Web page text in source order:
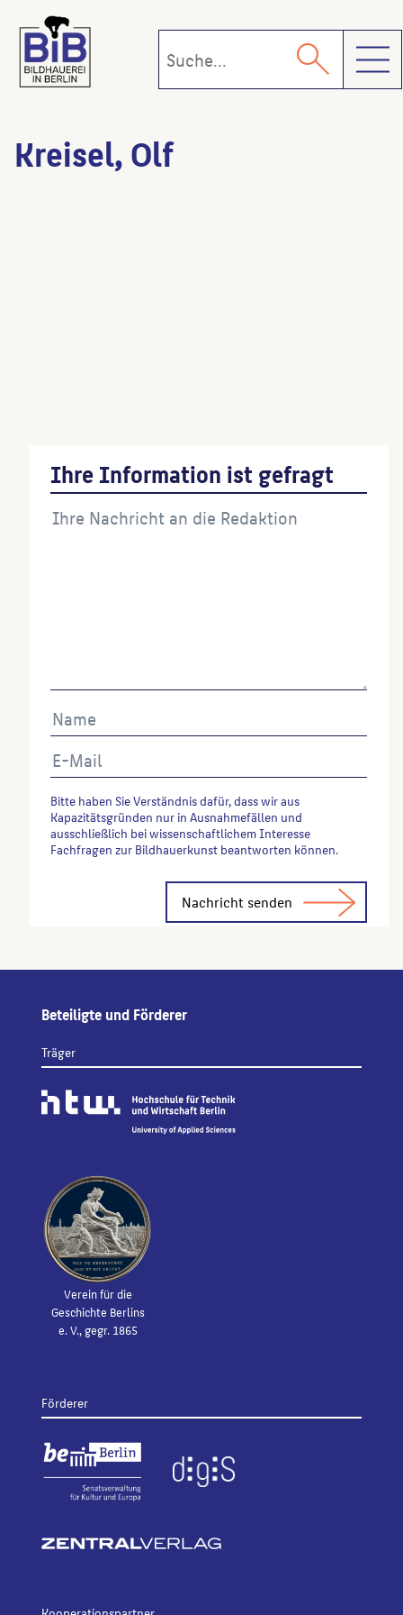
Kreisel, Olf
Ihre Information ist gefragt
Bitte haben Sie Verständnis dafür, dass wir aus
Kapazitätsgründen nur in Ausnahmefällen und
ausschließlich bei wissenschaftlichem Interesse
Fachfragen zur Bildhauerkunst beantworten können.
Beteiligte und Förderer
Träger
Verein für die
Geschichte Berlins
e. V., gegr. 1865
Förderer